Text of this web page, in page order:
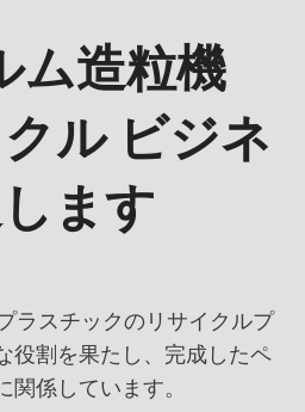
ム造粒機
ル ビジネ
ます
ラスチックのリサイクルプ
役割を果たし、完成したペ
関係しています。